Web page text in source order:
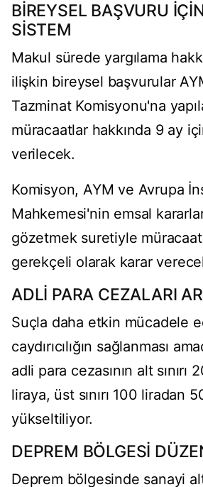
BİREYSEL BAŞVURU
SİSTEM
Makul sürede yargılama
ilişkin bireysel başvurular
Tazminat Komisyonu'na
müracaatlar hakkında 9 ay
verilecek.
Komisyon, AYM ve Avrupa
Mahkemesi'nin emsal
gözetmek suretiyle
gerekçeli olarak karar
ADLİ PARA CEZALARI
Suçla daha etkin mücadele
caydırıcılığın sağlanması
adli para cezasının alt sınırı
liraya, üst sınırı 100 liradan
yükseltiliyor.
DEPREM BÖLGESİ
Deprem bölgesinde sanayi